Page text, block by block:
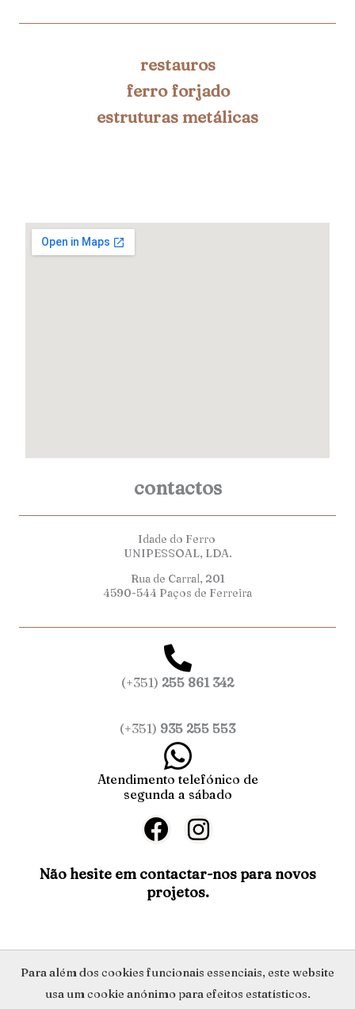
restauros
ferro forjado
estruturas metálicas
contactos
Idade do Ferro
UNIPESSOAL, LDA.
Rua de Carral, 201
4590-544 Paços de Ferreira
(+351) 255 861 342
(+351) 935 255 553
Atendimento telefónico de
segunda a sábado
F
a
c
e
o
o
k
I
n
s
t
g
r
a
Não hesite em contactar-nos para novos
projetos.
Política de Privacidade
Para além dos cookies funcionais essenciais, este website
usa um cookie anónimo para efeitos estatísticos.